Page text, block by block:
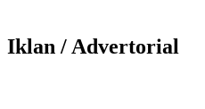
Iklan / Advertorial